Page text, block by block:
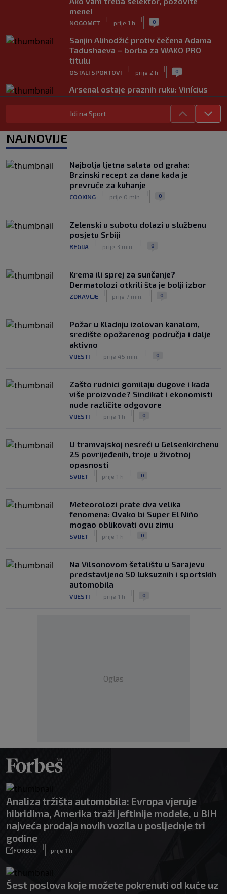
mene!
NOGOMET
|
prije 1 h
| 0
Sanjin Alihodžić protiv čečena Adama
Tadushaeva – borba za WAKO PRO
titulu
OSTALI SPORTOVI
|
prije 2 h
| 0
Arsenal ostaje praznih ruku: Vinícius
Júnior i Real Madrid postigli dogovor
NOGOMET
NOGOMET
| | 0
Izvinjenje s elementima prijetnje i
„gomila slabića“ u UEFA-i
Idi na Sport
NAJNOVIJE
Najbolja ljetna salata od graha:
Brzinski recept za dane kada je
prevruće za kuhanje
COOKING prije 0 min. 0
Zelenski u subotu dolazi u službenu
posjetu Srbiji
REGIJA prije 3 min. 0
Krema ili sprej za sunčanje?
Dermatolozi otkrili šta je bolji izbor
ZDRAVLJE prije 7 min. 0
Požar u Kladnju izolovan kanalom,
središte opožarenog područja i dalje
aktivno
VIJESTI prije 45 min. 0
Zašto rudnici gomilaju dugove i kada
više proizvode? Sindikat i ekonomisti
nude različite odgovore
VIJESTI prije 1 h 0
U tramvajskoj nesreći u Gelsenkirchenu
25 povrijeđenih, troje u životnoj
opasnosti
SVIJET prije 1 h 0
Meteorolozi prate dva velika
fenomena: Ovako bi Super El Niño
mogao oblikovati ovu zimu
SVIJET prije 1 h 0
Na Vilsonovom šetalištu u Sarajevu
predstavljeno 50 luksuznih i sportskih
automobila
VIJESTI prije 1 h 0
Oglas
Analiza tržišta automobila: Evropa vjeruje
hibridima, Amerika traži jeftinije modele, u BiH
najveća prodaja novih vozila u posljednje tri
godine
FORBES
|
prije 1 h
Šest poslova koje možete pokrenuti od kuće uz